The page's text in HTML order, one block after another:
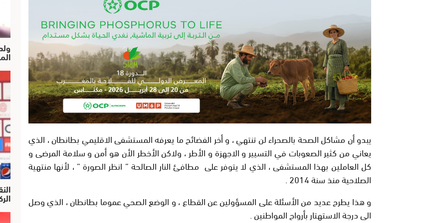
يبدو أن مشاكل الصحة بالصحراء لن تنتهي ، و أخر الفضائح ما يعرفه المستشفى الاقليمي بطانطان ، الذي
يعاني من كثير الصعوبات في التسيير و الاجهزة و الأطر ، ولاكن الأخطر الأن هو أمن و سلامة المرضى و
كل العاملين بهذا المستشفى ، الذي لا يتوفر على مطافئ النار الصالحة ” انظر الصورة ” ، لأنها منتهية
الصلاحية منذ سنة 2014 .
و هذا يطرح عديد من الأسئلة على المسؤولين عن القطاع ، و الوضع الصحي عموما بطانطان ، الذي وصل
الى درجة الاستهتار بأرواح المواطنين .